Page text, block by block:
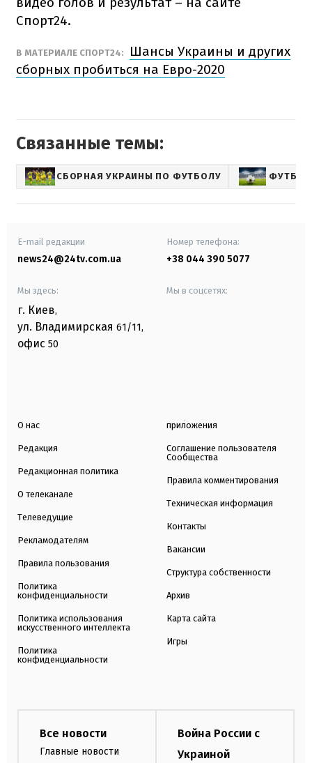
Спорт24.
В МАТЕРИАЛЕ СПОРТ24:
Шансы Украины и других
сборных пробиться на Евро-2020
Связанные темы:
СБОРНАЯ УКРАИНЫ ПО ФУТБОЛУ ФУТБОЛ
E-mail редакции
news24@24tv.com.ua
Номер телефона:
+38 044 390 5077
Мы здесь:
г. Киев,
ул. Владимирская 61/11,
офис 50
Мы в соцсетях:
О нас
Редакция
Редакционная политика
О телеканале
Телеведущие
Рекламодателям
Правила пользования
Политика
конфиденциальности
Политика использования
искусственного интеллекта
Политика
конфиденциальности
приложения
Соглашение пользователя
Сообщества
Правила комментирования
Техническая информация
Контакты
Вакансии
Структура собственности
Архив
Карта сайта
Игры
Все новости
Главные новости
Война России с
Украиной